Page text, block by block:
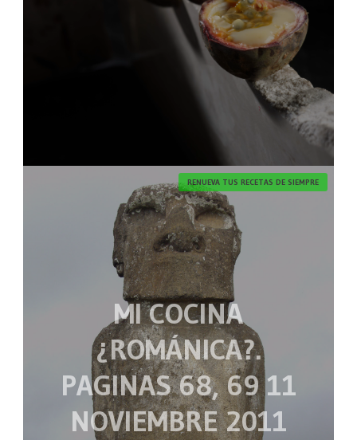
MI COCINA
¿ROMÁNICA?.
PAGINAS 68, 69 11
NOVIEMBRE 2011
RENUEVA TUS RECETAS DE SIEMPRE